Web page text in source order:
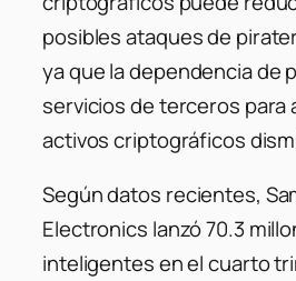
posibles ataques de
ya que la dependencia de
servicios de terceros para
activos criptográficos
Según datos recientes,
Electronics lanzó 70.3
inteligentes en el cuarto